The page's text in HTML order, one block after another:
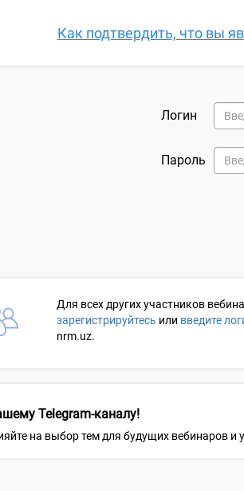
Как подтвердить, что вы
Логин
Пароль
Для всех других участников
зарегистрируйтесь или введите
nrm.uz.
Telegram-каналу!
на выбор тем для будущих вебинаров и